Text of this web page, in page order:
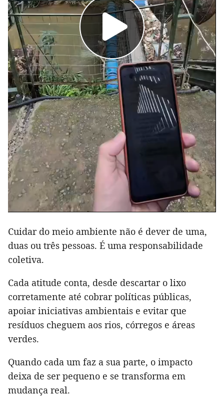
Cuidar do meio ambiente não é dever de uma,
duas ou três pessoas. É uma responsabilidade
coletiva.
Cada atitude conta, desde descartar o lixo
corretamente até cobrar políticas públicas,
apoiar iniciativas ambientais e evitar que
resíduos cheguem aos rios, córregos e áreas
verdes.
Quando cada um faz a sua parte, o impacto
deixa de ser pequeno e se transforma em
mudança real.